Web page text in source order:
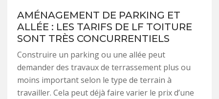
AMÉNAGEMENT DE PARKING ET
ALLÉE : LES TARIFS DE LF TOITURE
SONT TRÈS CONCURRENTIELS
Construire un parking ou une allée peut
demander des travaux de terrassement plus ou
moins important selon le type de terrain à
travailler. Cela peut déjà faire varier le prix d’une